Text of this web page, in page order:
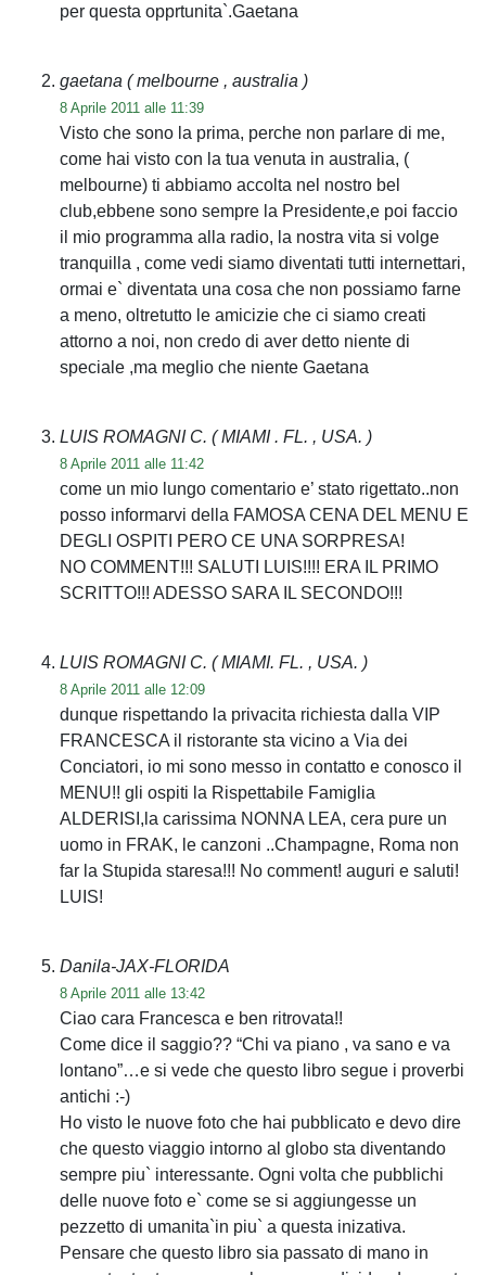
per questa opprtunita`.Gaetana
gaetana ( melbourne , australia )
8 Aprile 2011 alle 11:39
Visto che sono la prima, perche non parlare di me,
come hai visto con la tua venuta in australia, (
melbourne) ti abbiamo accolta nel nostro bel
club,ebbene sono sempre la Presidente,e poi faccio
il mio programma alla radio, la nostra vita si volge
tranquilla , come vedi siamo diventati tutti internettari,
ormai e` diventata una cosa che non possiamo farne
a meno, oltretutto le amicizie che ci siamo creati
attorno a noi, non credo di aver detto niente di
speciale ,ma meglio che niente Gaetana
LUIS ROMAGNI C. ( MIAMI . FL. , USA. )
8 Aprile 2011 alle 11:42
come un mio lungo comentario e’ stato rigettato..non
posso informarvi della FAMOSA CENA DEL MENU E
DEGLI OSPITI PERO CE UNA SORPRESA!
NO COMMENT!!! SALUTI LUIS!!!! ERA IL PRIMO
SCRITTO!!! ADESSO SARA IL SECONDO!!!
LUIS ROMAGNI C. ( MIAMI. FL. , USA. )
8 Aprile 2011 alle 12:09
dunque rispettando la privacita richiesta dalla VIP
FRANCESCA il ristorante sta vicino a Via dei
Conciatori, io mi sono messo in contatto e conosco il
MENU!! gli ospiti la Rispettabile Famiglia
ALDERISI,la carissima NONNA LEA, cera pure un
uomo in FRAK, le canzoni ..Champagne, Roma non
far la Stupida staresa!!! No comment! auguri e saluti!
LUIS!
Danila-JAX-FLORIDA
8 Aprile 2011 alle 13:42
Ciao cara Francesca e ben ritrovata!!
Come dice il saggio?? “Chi va piano , va sano e va
lontano”…e si vede che questo libro segue i proverbi
antichi :-)
Ho visto le nuove foto che hai pubblicato e devo dire
che questo viaggio intorno al globo sta diventando
sempre piu` interessante. Ogni volta che pubblichi
delle nuove foto e` come se si aggiungesse un
pezzetto di umanita`in piu` a questa inizativa.
Pensare che questo libro sia passato di mano in